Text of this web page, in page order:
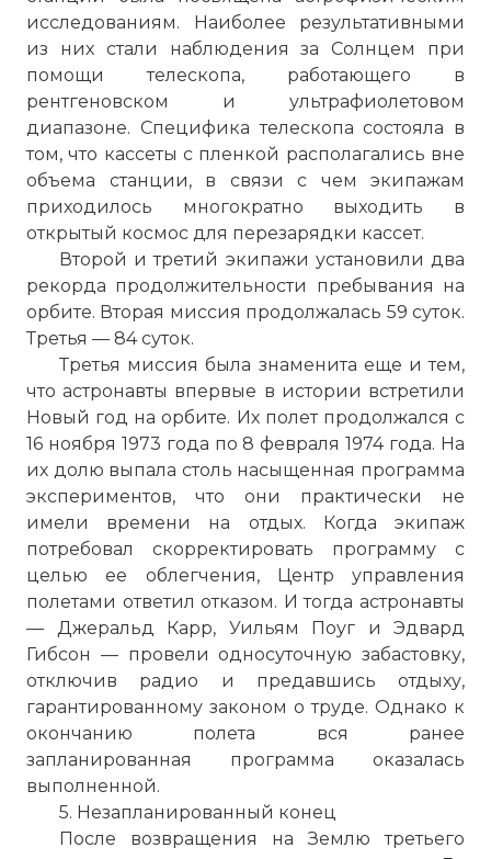
исследованиям. Наиболее результативными
из них стали наблюдения за Солнцем при
помощи телескопа, работающего в
рентгеновском и ультрафиолетовом
диапазоне. Специфика телескопа состояла в
том, что кассеты с пленкой располагались вне
объема станции, в связи с чем экипажам
приходилось многократно выходить в
открытый космос для перезарядки кассет.
Второй и третий экипажи установили два
рекорда продолжительности пребывания на
орбите. Вторая миссия продолжалась 59 суток.
Третья — 84 суток.
Третья миссия была знаменита еще и тем,
что астронавты впервые в истории встретили
Новый год на орбите. Их полет продолжался с
16 ноября 1973 года по 8 февраля 1974 года. На
их долю выпала столь насыщенная программа
экспериментов, что они практически не
имели времени на отдых. Когда экипаж
потребовал скорректировать программу с
целью ее облегчения, Центр управления
полетами ответил отказом. И тогда астронавты
— Джеральд Карр, Уильям Поуг и Эдвард
Гибсон — провели односуточную забастовку,
отключив радио и предавшись отдыху,
гарантированному законом о труде. Однако к
окончанию полета вся ранее
запланированная программа оказалась
выполненной.
5. Незапланированный конец
После возвращения на Землю третьего
☓
«Скайлэб» была выведена на орбиту 14
мая 1973 года ракетой-носителем
«Сатурн-5»
Фото статьи: